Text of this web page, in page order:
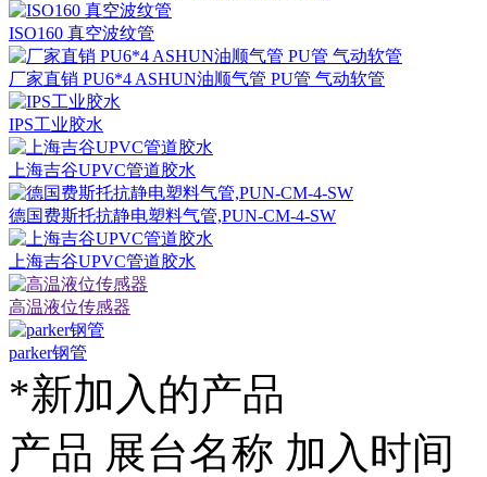
ISO160 真空波纹管
厂家直销 PU6*4 ASHUN油顺气管 PU管 气动软管
IPS工业胶水
上海吉谷UPVC管道胶水
德国费斯托抗静电塑料气管,PUN-CM-4-SW
上海吉谷UPVC管道胶水
高温液位传感器
parker钢管
*新加入的产品
产品 展台名称 加入时间